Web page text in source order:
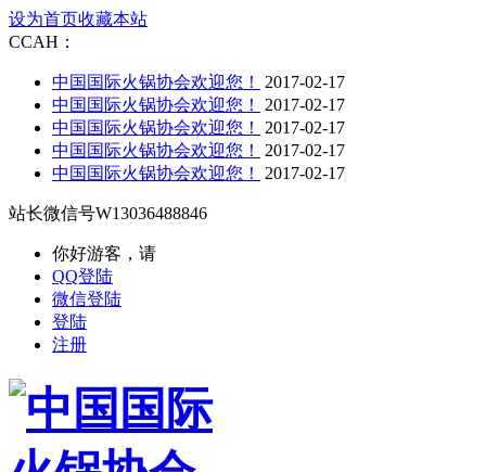
设为首页收藏本站
CCAH：
中国国际火锅协会欢迎您！
2017-02-17
中国国际火锅协会欢迎您！
2017-02-17
中国国际火锅协会欢迎您！
2017-02-17
中国国际火锅协会欢迎您！
2017-02-17
中国国际火锅协会欢迎您！
2017-02-17
站长微信号W13036488846
你好游客，请
QQ登陆
微信登陆
登陆
注册